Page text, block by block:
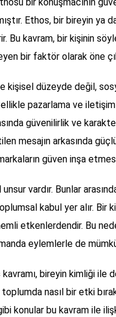
Ethos, bir bireyin ya
Bu kavram, bir kişinin
bir faktör olarak öne
kişisel düzeyde değil,
pazarlama ve
güvenilirlik ve
mesajın arkasında
güven inşa
vardır. Bunlar
kabul yer alır. Bir
etkenlerdendir. Bu
eylemlerle de
kavramı, bireyin kimliği ile
toplumda nasıl bir etki
konular bu kavram ile